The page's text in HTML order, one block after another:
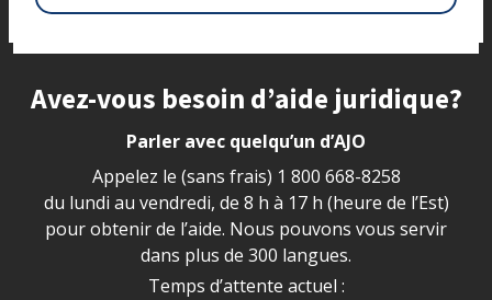
Site footer
Avez-vous besoin d’aide juridique?
Parler avec quelqu’un d’AJO
Appelez le (sans frais) 1 800 668-8258
du lundi au vendredi, de 8 h à 17 h (heure de l’Est)
pour obtenir de l’aide. Nous pouvons vous servir
dans plus de 300 langues.
Temps d’attente actuel :